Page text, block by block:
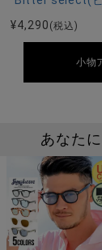
¥4,290 (税込)
小物
あなた